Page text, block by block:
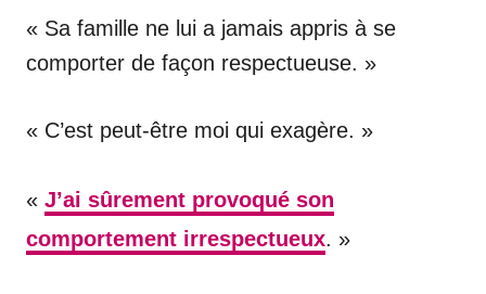
« Sa famille ne lui a jamais appris à se
comporter de façon respectueuse. »
« C’est peut-être moi qui exagère. »
« J’ai sûrement provoqué son
comportement irrespectueux. »